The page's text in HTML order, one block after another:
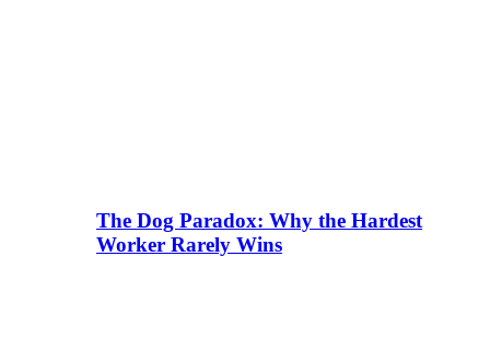
The Dog Paradox: Why the Hardest
Worker Rarely Wins